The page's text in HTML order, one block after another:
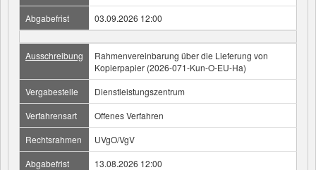
Abgabefrist
03.09.2026 12:00
Ausschreibung
Rahmenvereinbarung über die Lieferung von
Kopierpapier (2026-071-Kun-O-EU-Ha)
Vergabestelle
Dienstleistungszentrum
Verfahrensart
Offenes Verfahren
Rechtsrahmen
UVgO/VgV
Abgabefrist
13.08.2026 12:00